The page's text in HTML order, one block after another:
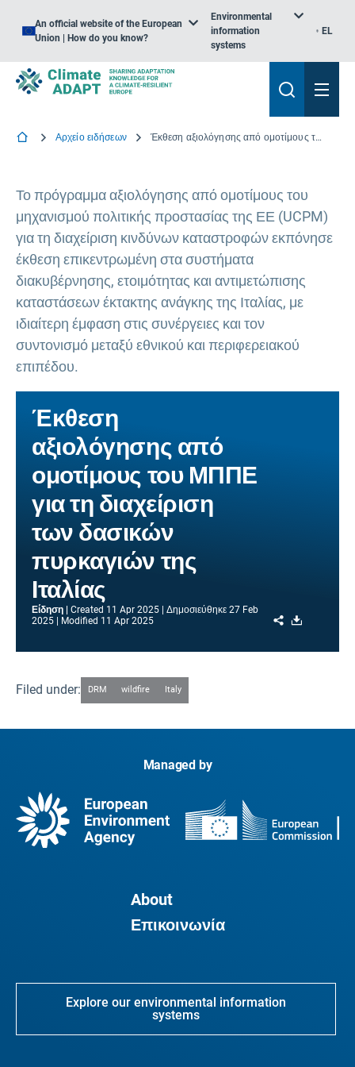
An official website of the European
Union | How do you know?
Environmental
information
systems
EL
Αρχείο ειδήσεων Έκθεση αξιολόγησης από ομοτίμους του ΜΠΠΕ για τη διαχείριση των δασικών πυρκαγιών της Ιταλίας
Το πρόγραμμα αξιολόγησης από ομοτίμους του
μηχανισμού πολιτικής προστασίας της ΕΕ (UCPM)
για τη διαχείριση κινδύνων καταστροφών εκπόνησε
έκθεση επικεντρωμένη στα συστήματα
διακυβέρνησης, ετοιμότητας και αντιμετώπισης
καταστάσεων έκτακτης ανάγκης της Ιταλίας, με
ιδιαίτερη έμφαση στις συνέργειες και τον
συντονισμό μεταξύ εθνικού και περιφερειακού
επιπέδου.
Έκθεση
αξιολόγησης από
ομοτίμους του ΜΠΠΕ
για τη διαχείριση
των δασικών
πυρκαγιών της
Ιταλίας
Είδηση Created 11 Apr 2025 Δημοσιεύθηκε 27 Feb
2025
Modified 11 Apr 2025 Share
Filed under: DRM wildfire Italy
Managed by
About
Επικοινωνία
Explore our environmental information
systems